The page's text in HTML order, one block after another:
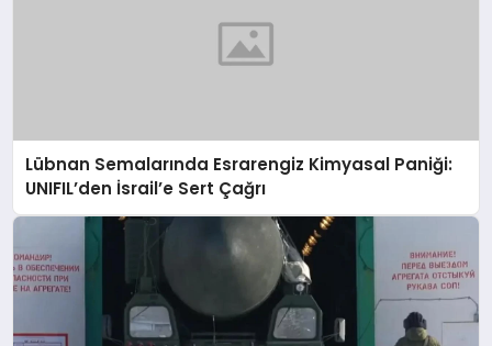
Lübnan Semalarında Esrarengiz Kimyasal Paniği:
UNIFIL’den İsrail’e Sert Çağrı